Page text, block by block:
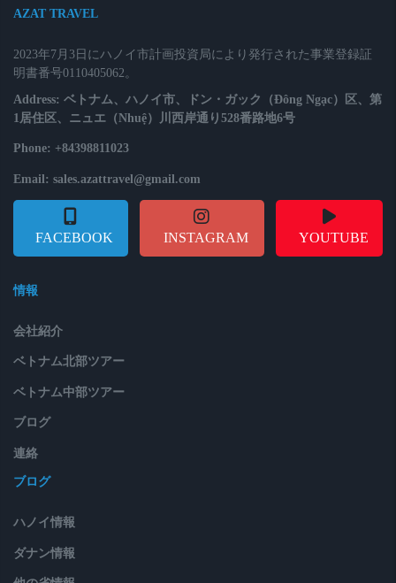
AZAT TRAVEL
2023年7月3日にハノイ市計画投資局により発行された事業登録証
明書番号0110405062。
Address: ベトナム、ハノイ市、ドン・ガック（Đông Ngạc）区、第
1居住区、ニュエ（Nhuệ）川西岸通り528番路地6号
Phone: +84398811023
Email: sales.azattravel@gmail.com
FACEBOOK INSTAGRAM YOUTUBE
情報
会社紹介
ベトナム北部ツアー
ベトナム中部ツアー
ブログ
連絡
ブログ
ハノイ情報
ダナン情報